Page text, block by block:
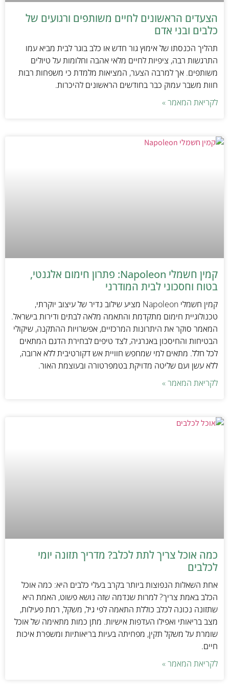
הצעדים הראשונים לחיים משותפים ורגועים של
כלבים ובני אדם
תהליך הכנסתו של אימוץ גור חדש או כלב בוגר לבית מביא עמו
התרגשות רבה, ציפיות לחיים מלאי אהבה וחלומות על טיולים
משותפים. אך למרבה הצער, המציאות מלמדת כי משפחות רבות
חוות משבר עמוק כבר בחודשים הראשונים להיכרות.
לקריאת המאמר »
קמין חשמלי Napoleon: פתרון חימום אלגנטי,
בטוח וחסכוני לבית המודרני
קמין חשמלי Napoleon מציע שילוב נדיר של עיצוב יוקרתי,
טכנולוגיית חימום מתקדמת והתאמה מלאה לבתים ודירות בישראל.
המאמר סוקר את היתרונות המרכזיים, אפשרויות ההתקנה, שיקולי
הבטיחות והחיסכון באנרגיה, לצד טיפים לבחירת הדגם המתאים
לכל חלל. מתאים למי שמחפש חוויית אש דקורטיבית ללא ארובה,
ללא עשן ועם שליטה מדויקת בטמפרטורה ובעוצמת האור.
לקריאת המאמר »
כמה אוכל צריך לתת לכלב? מדריך תזונה יומי
לכלבים
אחת השאלות הנפוצות ביותר בקרב בעלי כלבים היא: כמה אוכל
הכלב באמת צריך? למרות שנדמה שזה נושא פשוט, האמת היא
שתזונה נכונה לכלב כוללת התאמה לפי גיל, משקל, רמת פעילות,
מצב בריאותי ואפילו העדפות אישיות. מתן כמות מתאימה של אוכל
שומרת על משקל תקין, מפחיתה בעיות בריאותיות ומשפרת איכות
חיים.
לקריאת המאמר »